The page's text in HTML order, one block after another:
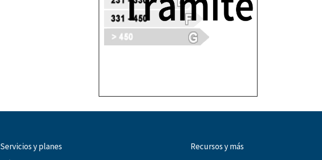
Servicios y planes
Recursos y más